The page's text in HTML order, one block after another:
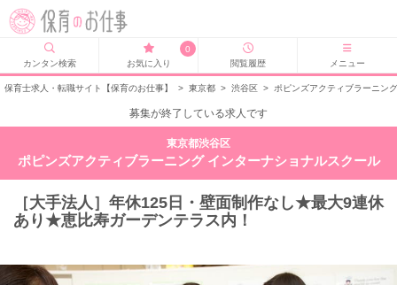
カンタン検索
0
お気に入り
閲覧履歴 メニュー
保育士求人・転職サイト【保育のお仕事】 > 東京都 > 渋谷区 > ポピンズアクティブラーニン
募集が終了している求人です
東京都渋谷区
ポピンズアクティブラーニング インターナショナルスクール
［大手法人］年休125日・壁面制作なし★最大9連休
あり★恵比寿ガーデンテラス内！